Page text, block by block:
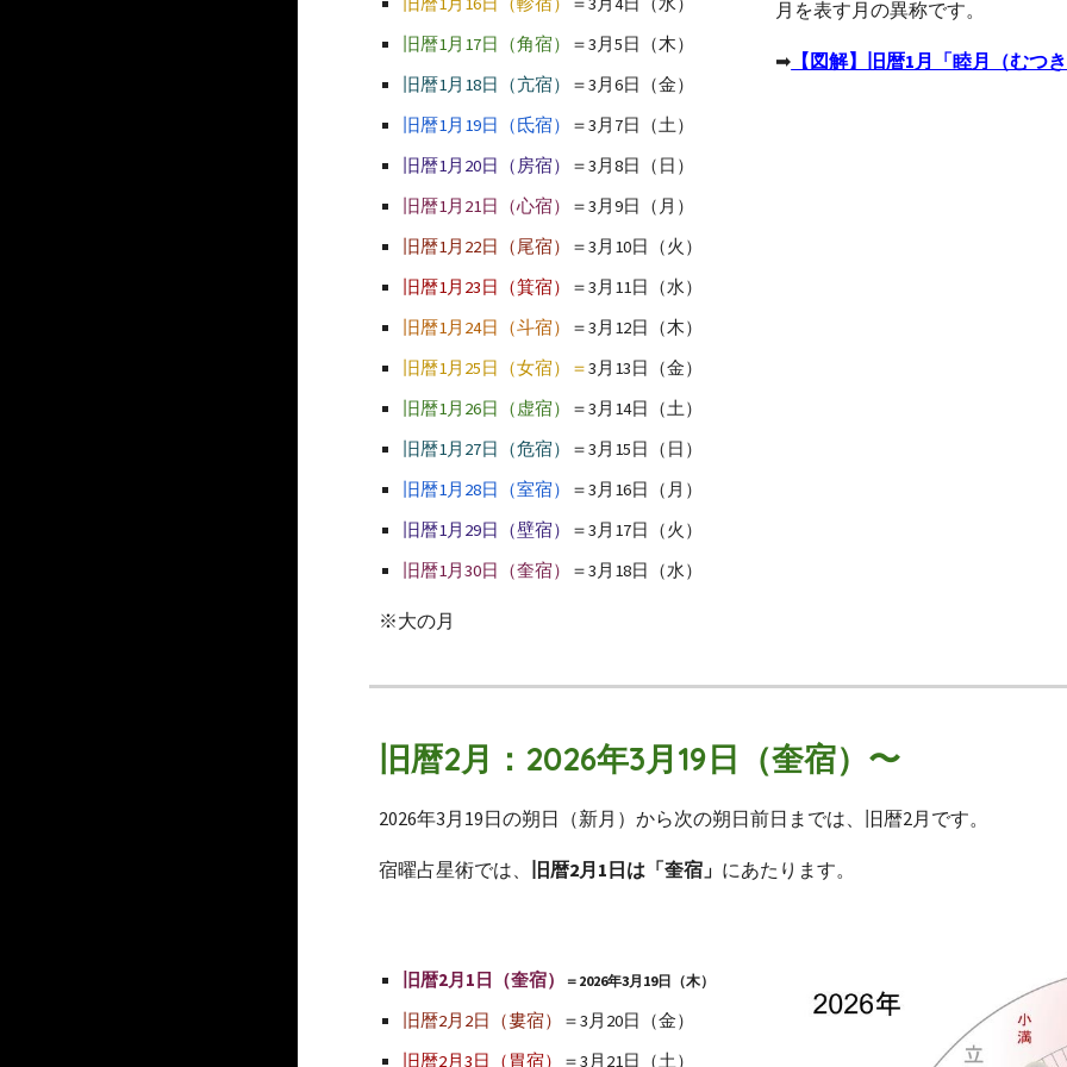
旧暦1月17日（角宿）
＝3月5日（木）
旧暦1月18日（亢宿）
＝3月6日（金）
旧暦1月19日（氐宿）
＝3月7日（土）
旧暦1月20日（房宿）
＝3月8日（日）
旧暦1月21日（心宿）
＝3月9日（月）
旧暦1月22日（尾宿）
＝3月10日（火）
旧暦1月23日（箕宿）
＝3月11日（水）
旧暦1月24日（斗宿）
＝3月12日（木）
旧暦1月25日（女宿）＝3月13日（金）
旧暦1月26日（虚宿）
＝3月14日（土）
旧暦1月27日（危宿）
＝3月15日（日）
旧暦1月28日（室宿）
＝3月16日（月）
旧暦1月29日（壁宿）
＝3月17日（火）
旧暦1月30日（奎宿）
＝3月18日（水）
※大の月
月を表す月の異称です。
➡ 【図解】旧暦1月「睦月（むつ
旧暦2月：2026年3月19日（奎宿）〜
2026年3月19日の朔日（新月）から次の朔日前日までは、旧暦2月です。
宿曜占星術では、 旧暦2月1日は「奎宿」 にあたります。
旧暦2月1日（奎宿） ＝2026年3月19日（木）
旧暦2月2日（婁宿）
＝3月20日（金）
旧暦2月3日（胃宿）
＝3月21日（土）